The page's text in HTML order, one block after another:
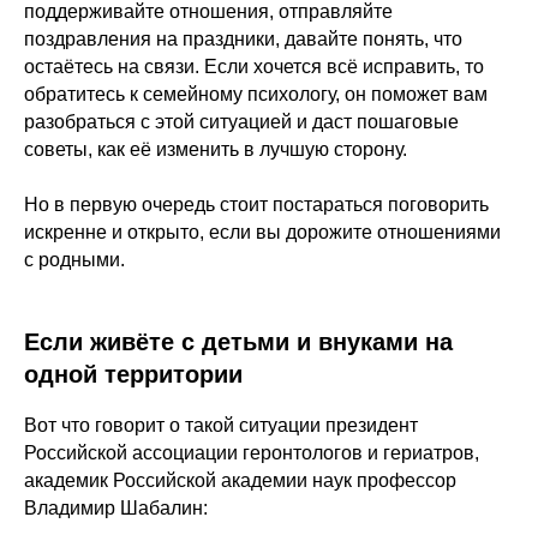
поддерживайте отношения, отправляйте
поздравления на праздники, давайте понять, что
остаётесь на связи. Если хочется всё исправить, то
обратитесь к семейному психологу, он поможет вам
разобраться с этой ситуацией и даст пошаговые
советы, как её изменить в лучшую сторону.
Но в первую очередь стоит постараться поговорить
искренне и открыто, если вы дорожите отношениями
с родными.
Если живёте с детьми и внуками на
одной территории
Вот что говорит о такой ситуации президент
Российской ассоциации геронтологов и гериатров,
академик Российской академии наук профессор
Владимир Шабалин: